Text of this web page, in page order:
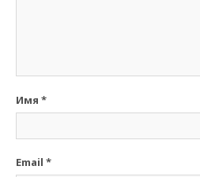
Имя *
Email *